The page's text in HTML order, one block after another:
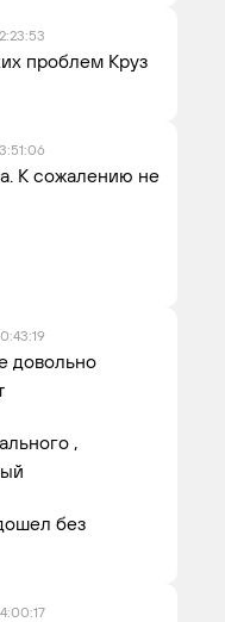
проблем Круз
К сожалению не
довольно
,
без